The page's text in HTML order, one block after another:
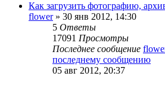
Как загрузить фотографию,
flower» 30 янв 2012, 14:30
5 Ответы
17091 Просмотры
Последнее сообщение
последнему сообщению
05 авг 2012, 20:37